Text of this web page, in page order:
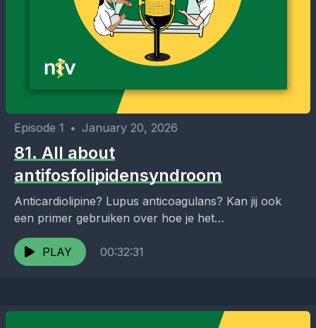
Episode 1 • January 20, 2026
81. All about
antifosfolipidensyndroom
Anticardiolipine? Lupus anticoagulans? Kan jij ook
een primer gebruiken over hoe je het
antifosfolipidensyndroom vaststelt, wat het betekent
voor je antistollingsbeleid en wanneer het...
PLAY 00:32:31